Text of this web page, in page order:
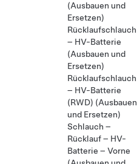
(Ausbauen und
Ersetzen)
Rücklaufschlauch
– HV-Batterie
(Ausbauen und
Ersetzen)
Rücklaufschlauch
– HV-Batterie
(RWD) (Ausbauen
und Ersetzen)
Schlauch –
Rücklauf – HV-
Batterie – Vorne